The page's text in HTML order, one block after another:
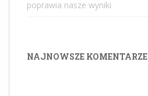
poprawia nasze wyniki
NAJNOWSZE KOMENTARZE